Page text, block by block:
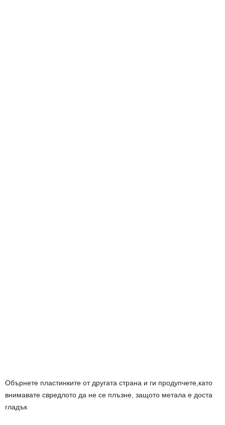
Обърнете пластинките от другата страна и ги продупчете,като
внимавате свредлото да не се плъзне, защото метала е доста
гладък